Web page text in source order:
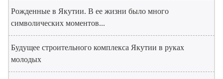
Рожденные в Якутии. В ее жизни было много
символических моментов...
Будущее строительного комплекса Якутии в руках
молодых